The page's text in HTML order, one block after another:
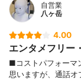
自営業
八ヶ岳
4.00
エンタメフリー
■コストパフォーマ
思いますが、通話